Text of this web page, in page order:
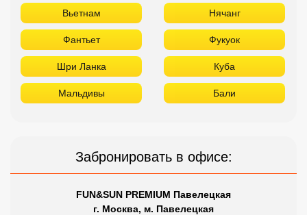
Вьетнам Нячанг
Фантьет Фукуок
Шри Ланка Куба
Мальдивы Бали
Забронировать в офисе:
FUN&SUN PREMIUM Павелецкая
г. Москва, м. Павелецкая